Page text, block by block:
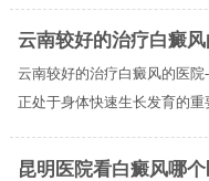
云南较好的治疗白癜
云南较好的治疗白癜风的医
正处于身体快速生长发育的重
昆明医院看白癜风哪